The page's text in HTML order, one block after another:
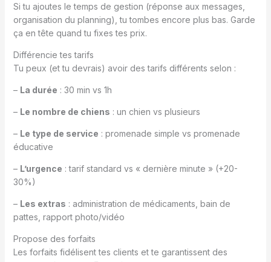
Si tu ajoutes le temps de gestion (réponse aux messages,
organisation du planning), tu tombes encore plus bas. Garde
ça en tête quand tu fixes tes prix.
Différencie tes tarifs
Tu peux (et tu devrais) avoir des tarifs différents selon :
– La durée : 30 min vs 1h
– Le nombre de chiens : un chien vs plusieurs
– Le type de service : promenade simple vs promenade
éducative
– L’urgence : tarif standard vs « dernière minute » (+20-
30%)
– Les extras : administration de médicaments, bain de
pattes, rapport photo/vidéo
Propose des forfaits
Les forfaits fidélisent tes clients et te garantissent des